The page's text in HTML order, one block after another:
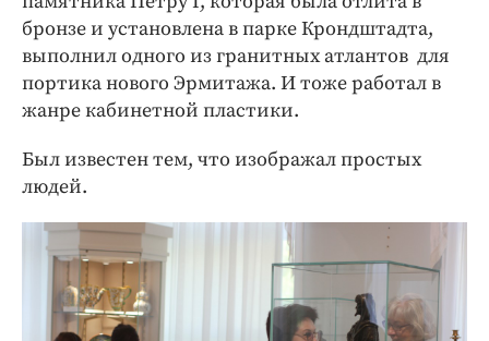
бронзе и установлена в парке Крондштадта,
выполнил одного из гранитных атлантов для
портика нового Эрмитажа. И тоже работал в
жанре кабинетной пластики.
Был известен тем, что изображал простых
людей.